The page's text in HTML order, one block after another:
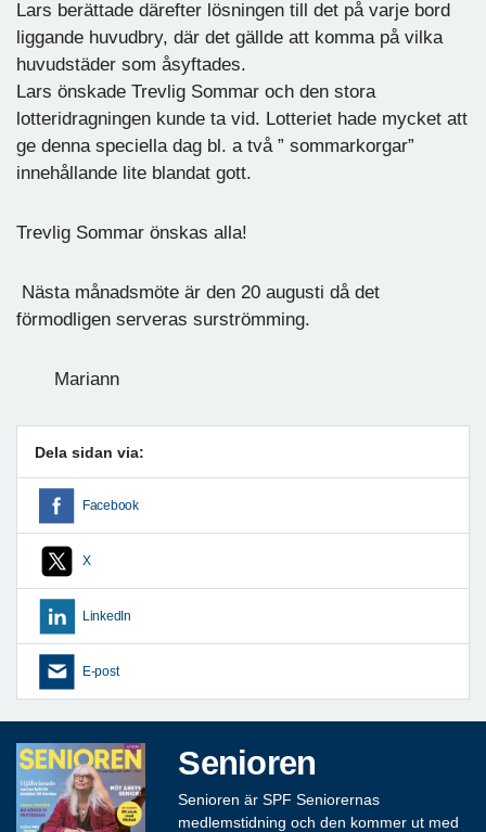
Lars berättade därefter lösningen till det på varje bord
liggande huvudbry, där det gällde att komma på vilka
huvudstäder som åsyftades.
Lars önskade Trevlig Sommar och den stora
lotteridragningen kunde ta vid. Lotteriet hade mycket att
ge denna speciella dag bl. a två ” sommarkorgar”
innehållande lite blandat gott.
Trevlig Sommar önskas alla!
Nästa månadsmöte är den 20 augusti då det
förmodligen serveras surströmming.
Mariann
Dela sidan via:
Facebook
X
LinkedIn
E-post
Senioren
Senioren är SPF Seniorernas
medlemstidning och den kommer ut med